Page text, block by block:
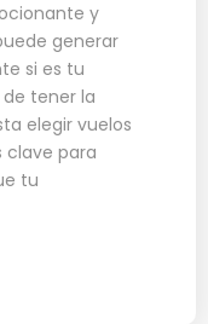
y
generar
si es tu
tener la
elegir vuelos
clave para
tu